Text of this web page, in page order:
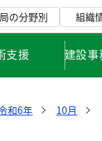
局の分野別 組織
支援 建設
和6年 10月